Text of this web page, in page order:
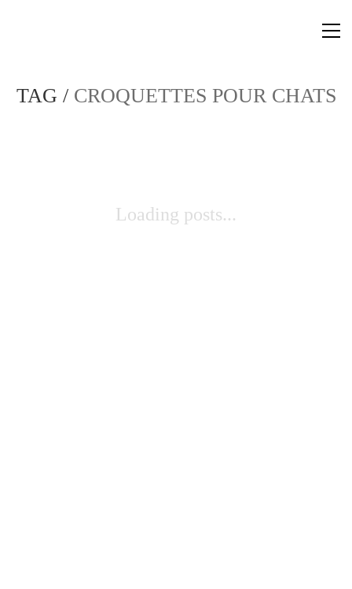
TAG / CROQUETTES POUR CHATS
Loading posts...